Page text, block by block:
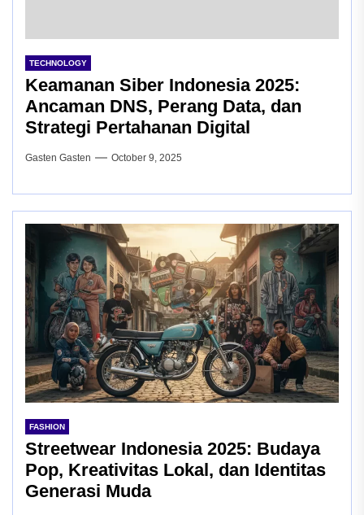
TECHNOLOGY
Keamanan Siber Indonesia 2025:
Ancaman DNS, Perang Data, dan
Strategi Pertahanan Digital
Gasten Gasten October 9, 2025
FASHION
Streetwear Indonesia 2025: Budaya
Pop, Kreativitas Lokal, dan Identitas
Generasi Muda